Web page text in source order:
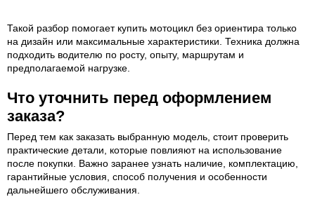
Такой разбор помогает купить мотоцикл без ориентира только
на дизайн или максимальные характеристики. Техника должна
подходить водителю по росту, опыту, маршрутам и
предполагаемой нагрузке.
Что уточнить перед оформлением
заказа?
Перед тем как заказать выбранную модель, стоит проверить
практические детали, которые повлияют на использование
после покупки. Важно заранее узнать наличие, комплектацию,
гарантийные условия, способ получения и особенности
дальнейшего обслуживания.